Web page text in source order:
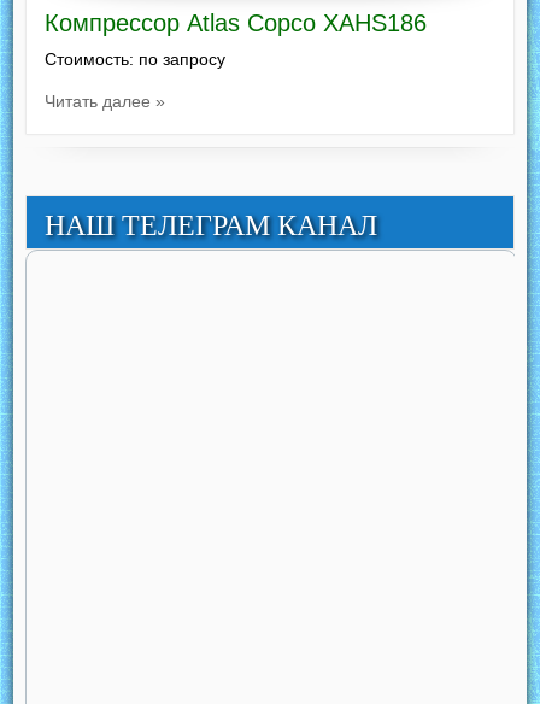
Компрессор Atlas Copco XAHS186
Стоимость: по запросу
Читать далее »
НАШ ТЕЛЕГРАМ КАНАЛ